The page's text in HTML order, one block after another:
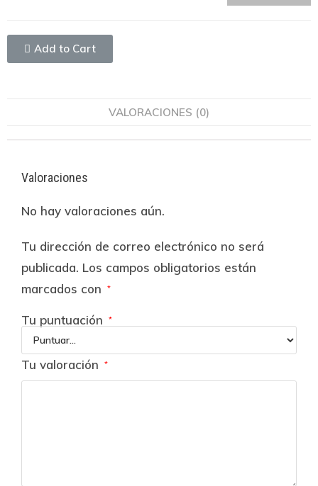
Add to Cart
VALORACIONES (0)
Valoraciones
No hay valoraciones aún.
Tu dirección de correo electrónico no será
publicada. Los campos obligatorios están
marcados con
*
Tu puntuación *
Tu valoración *